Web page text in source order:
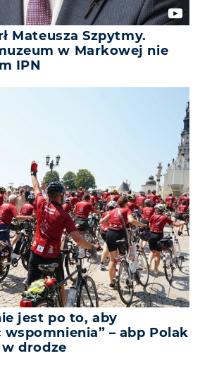
Mateusza Szpytmy.
w Markowej nie
IPN
jest po to, aby
– abp Polak
drodze